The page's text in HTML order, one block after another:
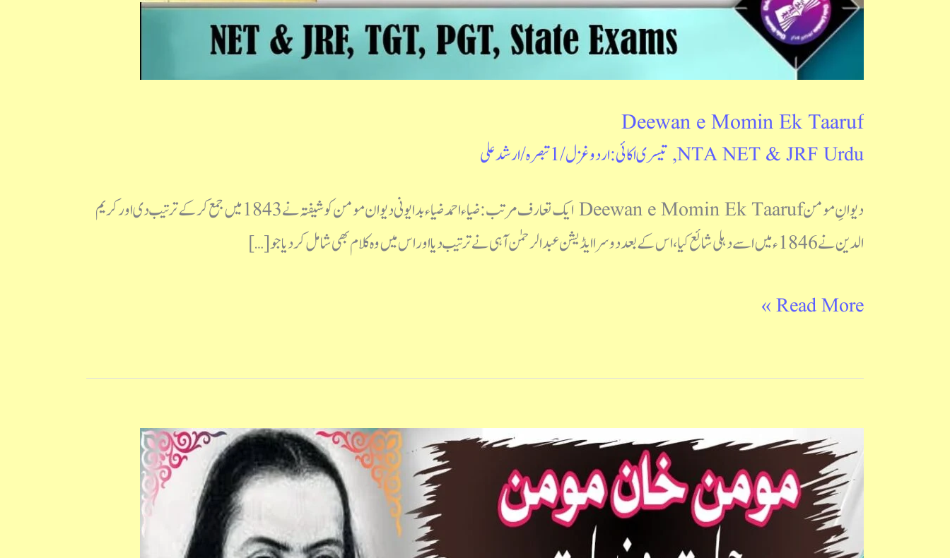
Deewan e Momin Ek Taaruf
NTA NET & JRF Urdu
, تیسری اکائی: اردو غزل/1 تبصرہ /ارشد علی
دیوانِ مومن Deewan e Momin Ek Taaruf ایک تعارف مرتب : ضیاء احمد ضیاء بدایونی دیوان مومن کو شیفتہ نے 1843 میں جمع کرکے ترتیب دی اور کریم
الدین نے 1846ء میں اسے دہلی شائع کیا، اس کے بعد دوسرا ایڈیشن عبدالرحمٰن آہی نے ترتیب دیا اور اس میں وہ کلام بھی شامل کردیا جو […]
Read More »
Momin
Khan
Momin
: